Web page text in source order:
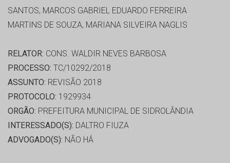
SANTOS, MARCOS GABRIEL EDUARDO FERREIRA
MARTINS DE SOUZA, MARIANA SILVEIRA NAGLIS
RELATOR: CONS. WALDIR NEVES BARBOSA
PROCESSO: TC/10292/2018
ASSUNTO: REVISÃO 2018
PROTOCOLO: 1929934
ORGÃO: PREFEITURA MUNICIPAL DE SIDROLÂNDIA
INTERESSADO(S): DALTRO FIUZA
ADVOGADO(S): NÃO HÁ